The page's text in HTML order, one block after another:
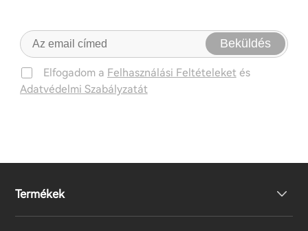
Beküldés
Elfogadom a Felhasználási Feltételeketés
Adatvédelmi Szabályzatát
Termékek